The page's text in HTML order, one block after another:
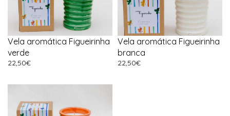
Vela aromática Figueirinha
verde
22,50€
Vela aromática Figueirinha
branca
22,50€